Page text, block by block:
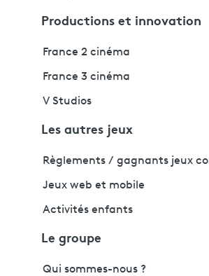
Productions et innovation
France 2 cinéma
France 3 cinéma
V Studios
Les autres jeux
Règlements / gagnants jeux
Jeux web et mobile
Activités enfants
Le groupe
Qui sommes-nous ?